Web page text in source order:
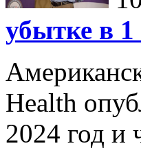
убытке в
Health
2024 год и